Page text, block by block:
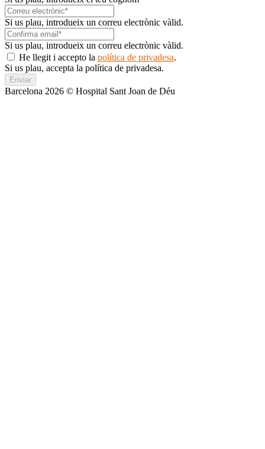
Si us plau, introdueix un correu electrònic vàlid.
Si us plau, introdueix un correu electrònic vàlid.
He llegit i accepto la política de privadesa.
Si us plau, accepta la política de privadesa.
Enviar
Barcelona 2026 © Hospital Sant Joan de Déu